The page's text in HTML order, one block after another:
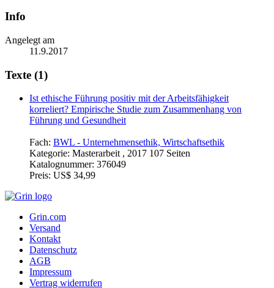
Info
Angelegt am
11.9.2017
Texte (1)
Ist ethische Führung positiv mit der Arbeitsfähigkeit
korreliert? Empirische Studie zum Zusammenhang von
Führung und Gesundheit
Fach: BWL - Unternehmensethik, Wirtschaftsethik
Kategorie: Masterarbeit , 2017 107 Seiten
Katalognummer: 376049
Preis: US$ 34,99
Grin.com
Versand
Kontakt
Datenschutz
AGB
Impressum
Vertrag widerrufen